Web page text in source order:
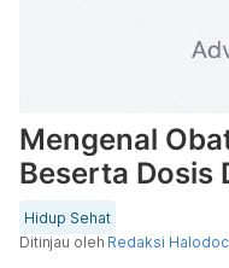
Mengenal
Beserta Dosis
Hidup Sehat
Ditinjau oleh Redaksi Halodoc